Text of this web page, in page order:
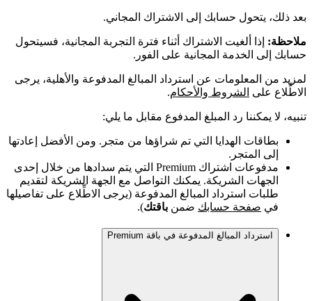
بعد ذلك، يتحول حسابك إلى الاشتراك المجاني.
ملاحظة: إذا ألغيت الاشتراك أثناء فترة التجربة المجانية، فسيتحول
حسابك إلى الخدمة المجانية على الفور.
لمزيد من المعلومات عن استرداد المبالغ المدفوعة والأهلية، يرجى
الاطِّلاع على الشروط والأحكام.
تنبيه، لا يمكننا رد المبلغ المدفوع مقابل ما يلي:
بطاقات الهدايا التي تم شراؤها من متجر. ومن الأفضل إعادتها
إلى المتجر.
مدفوعات اشتراك Premium التي يتم سدادها من خلال إحدى
الجهات الشريكة. يمكنك التواصل مع الجهة الشريكة لتقديم
طلبات استرداد المبالغ المدفوعة (يرجى الاطِّلاع على تفاصيلها
في صفحة حسابك ضمن باقتك).
استرداد المبالغ المدفوعة في باقة Premium